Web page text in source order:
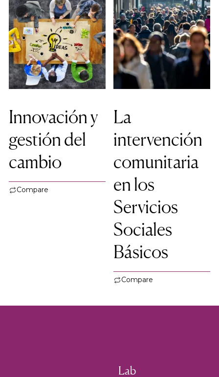
Innovación y
gestión del
cambio
Compare
La
intervención
comunitaria
en los
Servicios
Sociales
Básicos
Compare
Lab